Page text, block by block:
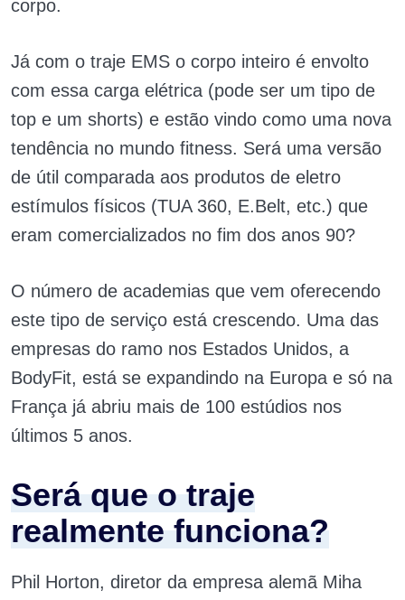
corpo.
Já com o traje EMS o corpo inteiro é envolto
com essa carga elétrica (pode ser um tipo de
top e um shorts) e estão vindo como uma nova
tendência no mundo fitness. Será uma versão
de útil comparada aos produtos de eletro
estímulos físicos (TUA 360, E.Belt, etc.) que
eram comercializados no fim dos anos 90?
O número de academias que vem oferecendo
este tipo de serviço está crescendo. Uma das
empresas do ramo nos Estados Unidos, a
BodyFit, está se expandindo na Europa e só na
França já abriu mais de 100 estúdios nos
últimos 5 anos.
Será que o traje
realmente funciona?
Phil Horton, diretor da empresa alemã Miha